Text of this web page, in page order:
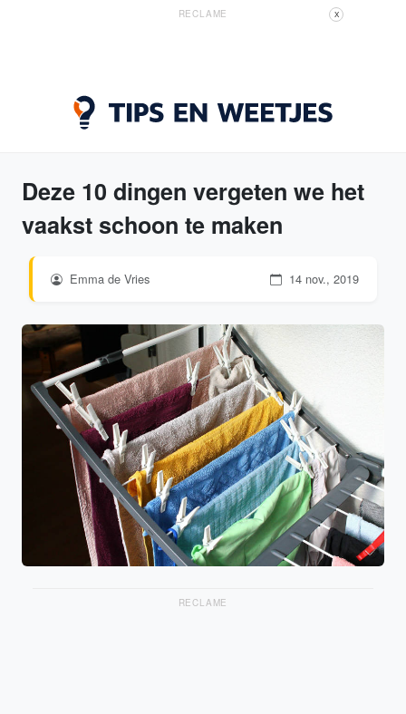
RECLAME X
Deze 10 dingen vergeten we het
vaakst schoon te maken
Emma de Vries 14 nov., 2019
RECLAME